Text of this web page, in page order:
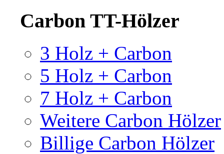
Carbon TT-Hölzer
3 Holz + Carbon
5 Holz + Carbon
7 Holz + Carbon
Weitere Carbon Hölzer
Billige Carbon Hölzer